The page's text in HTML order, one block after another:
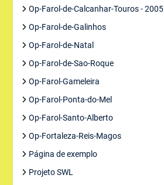
Op-Farol-de-Calcanhar-Touros - 2005
Op-Farol-de-Galinhos
Op-Farol-de-Natal
Op-Farol-de-Sao-Roque
Op-Farol-Gameleira
Op-Farol-Ponta-do-Mel
Op-Farol-Santo-Alberto
Op-Fortaleza-Reis-Magos
Página de exemplo
Projeto SWL